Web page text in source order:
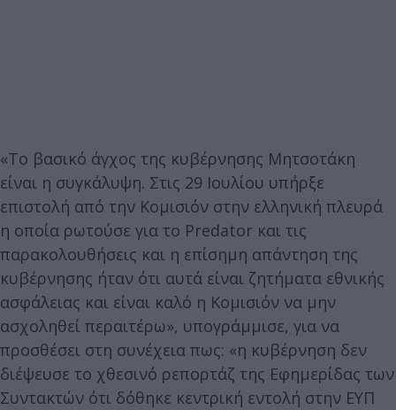
«Το βασικό άγχος της κυβέρνησης Μητσοτάκη
είναι η συγκάλυψη. Στις 29 Ιουλίου υπήρξε
επιστολή από την Κομισιόν στην ελληνική πλευρά
η οποία ρωτούσε για το Predator και τις
παρακολουθήσεις και η επίσημη απάντηση της
κυβέρνησης ήταν ότι αυτά είναι ζητήματα εθνικής
ασφάλειας και είναι καλό η Κομισιόν να μην
ασχοληθεί περαιτέρω», υπογράμμισε, για να
προσθέσει στη συνέχεια πως: «η κυβέρνηση δεν
διέψευσε το χθεσινό ρεπορτάζ της Εφημερίδας των
Συντακτών ότι δόθηκε κεντρική εντολή στην ΕΥΠ